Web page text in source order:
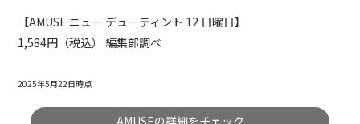
【AMUSE ニュー デューティント 12 日曜日】
1,584円（税込） 編集部調べ
2025年5月22日時点